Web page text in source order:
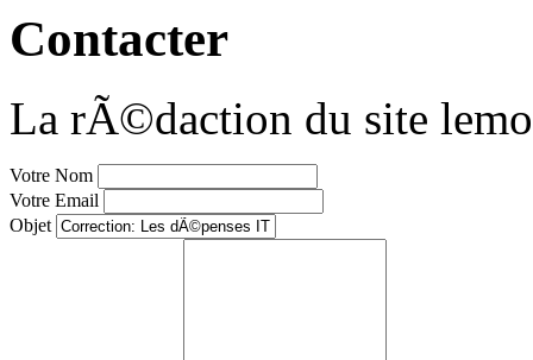
Contacter
La rÃ©daction du site
Votre Nom
Votre Email
Objet